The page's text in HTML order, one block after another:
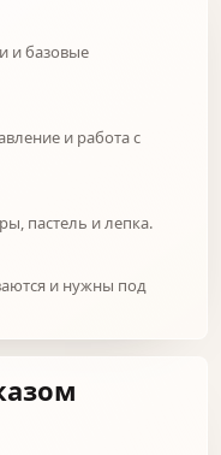
и базовые
и работа с
пастель и лепка.
и нужны под